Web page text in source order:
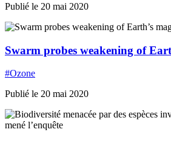
Publié le 20 mai 2020
Swarm probes weakening of
#Ozone
Publié le 20 mai 2020